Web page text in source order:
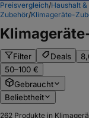
Preisvergleich/Haushalt &
Zubehör/Klimageräte-
Filter Deals
50–100 €
Gebraucht
Beliebtheit
262 Produkte in